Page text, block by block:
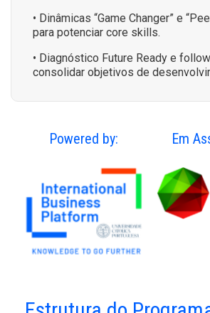
• Dinâmicas “Game Changer” e
para potenciar core skills.
• Diagnóstico Future Ready e
consolidar objetivos de
Powered by: Em